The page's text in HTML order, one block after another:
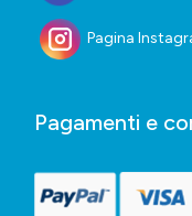
Pagina
Pagamenti e